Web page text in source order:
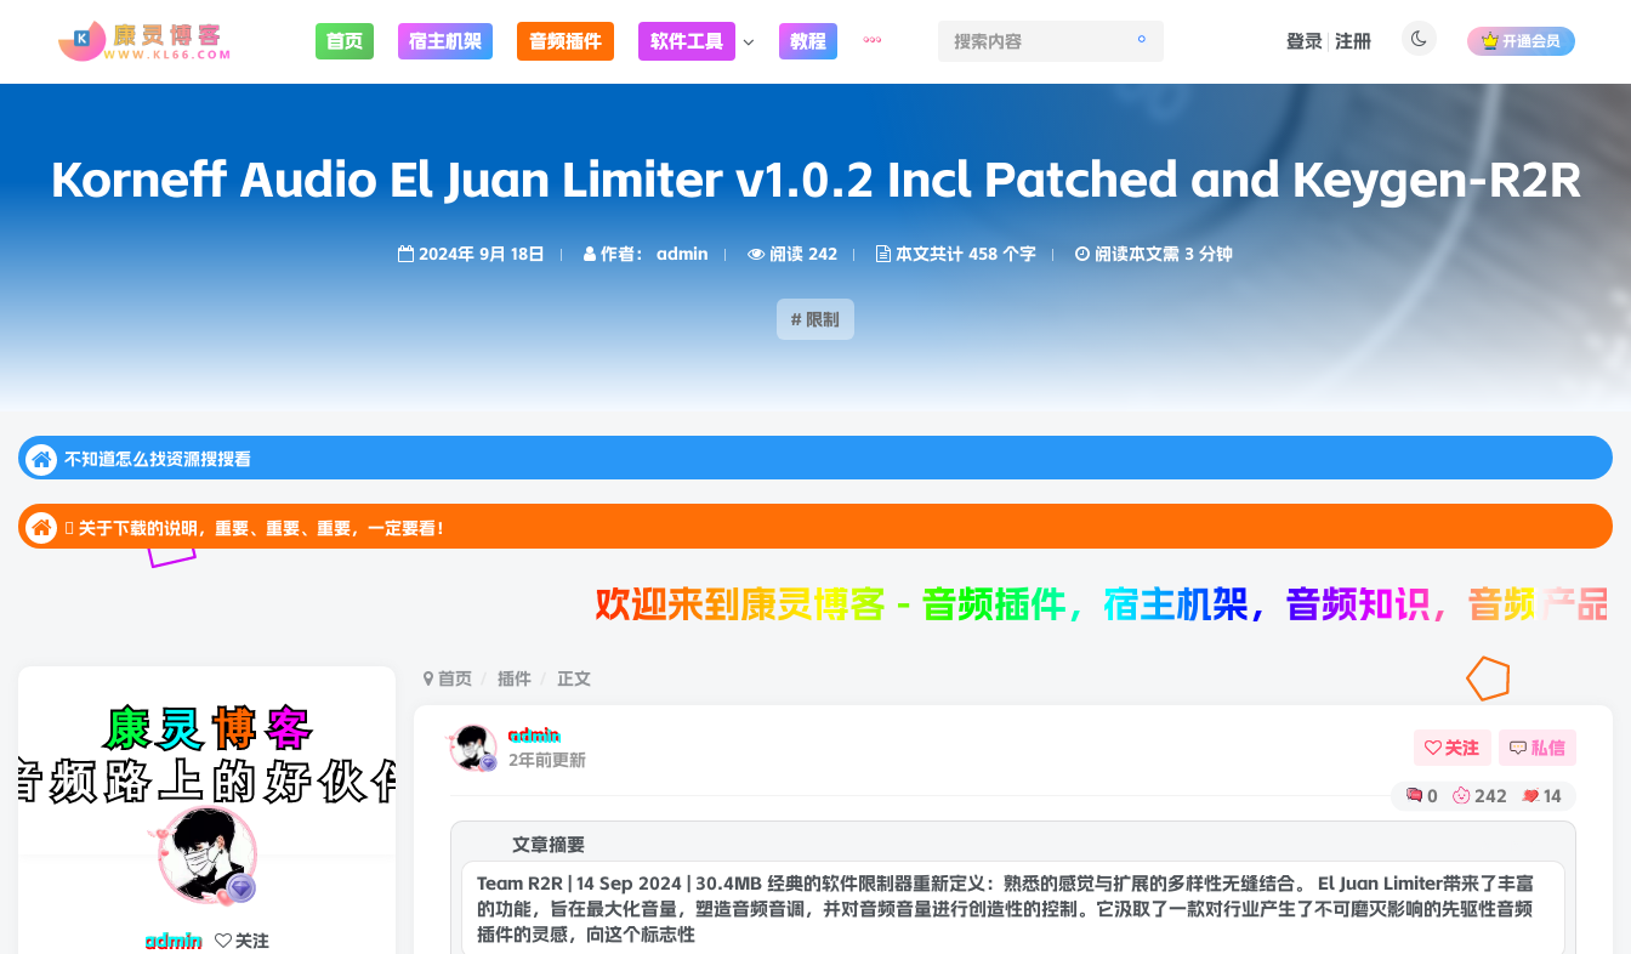
Korneff Audio El Juan Limiter v1.0.2 Incl Patched and Keygen-R2R
2024年 9月 18日 作者： admin 阅读 242 本文共计 458 个字 阅读本文需 3 分钟
# 限制
首页 宿主机架 音频插件 软件工具 教程 开通会员
登录 注册
不知道怎么找资源搜搜看
 关于下载的说明，重要、重要、重要，一定要看！
 关于下载的说明，重要、重要、重要，一定要看！
 关于下载的说明，重要、重要、重要，一定要看！
欢迎来到康灵博客 - 音频插件，宿主机架，音频知识，音频产品评测。
首页 插件 正文
admin
2年前更新
关注 私信
0 242 14
文章摘要
Team R2R | 14 Sep 2024 | 30.4MB 经典的软件限制器重新定义：熟悉的感觉与扩展的多样性无缝结合。 El Juan Limiter带来了丰富
的功能，旨在最大化音量，塑造音频音调，并对音频音量进行创造性的控制。它汲取了一款对行业产生了不可磨灭影响的先驱性音频
插件的灵感，向这个标志性插件致敬，并引入了一系列新功能和增强功能。我们的EL Juan保留了原始
admin 关注